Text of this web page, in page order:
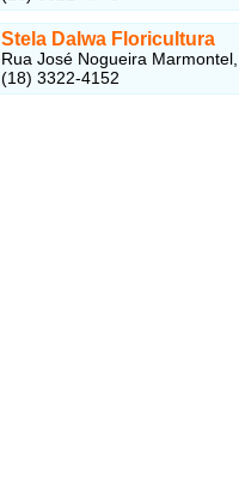
Stela Dalwa Floricultura
Rua José Nogueira
(18) 3322-4152